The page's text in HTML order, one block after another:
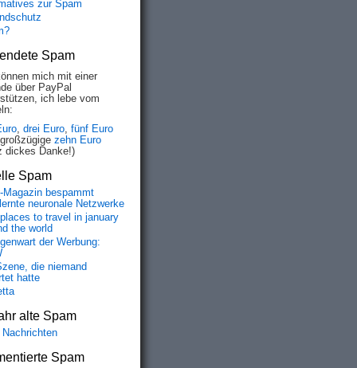
zur Spam
Spam
mich mit einer
über PayPal
ich lebe vom
, drei Euro, fünf Euro
zehn Euro
dickes Danke!)
Spam
Magazin bespammt
neuronale Netzwerke
to travel in january
the world
der Werbung:
die niemand
hatte
alte Spam
Nachrichten
Spam